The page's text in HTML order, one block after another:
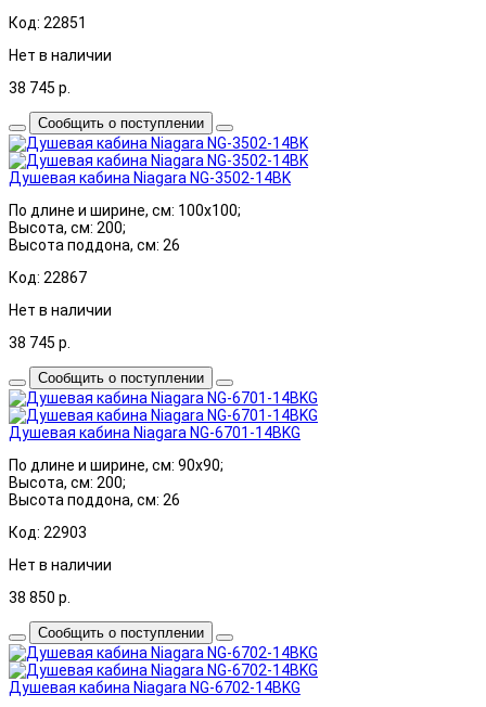
Код: 22851
Нет в наличии
38 745 р.
Сообщить о поступлении
Душевая кабина Niagara NG-3502-14BK
По длине и ширине, см: 100x100;
Высота, см: 200;
Высота поддона, см: 26
Код: 22867
Нет в наличии
38 745 р.
Сообщить о поступлении
Душевая кабина Niagara NG-6701-14BKG
По длине и ширине, см: 90x90;
Высота, см: 200;
Высота поддона, см: 26
Код: 22903
Нет в наличии
38 850 р.
Сообщить о поступлении
Душевая кабина Niagara NG-6702-14BKG